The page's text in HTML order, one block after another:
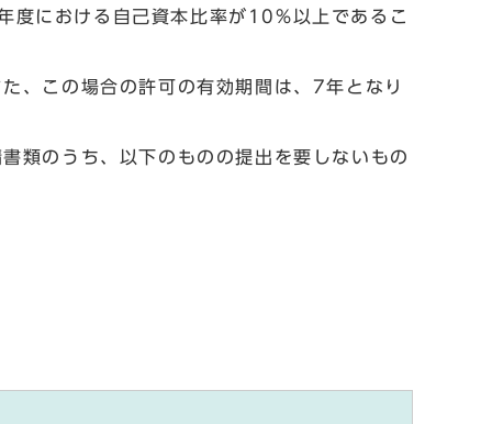
度における自己資本比率が10%以上であるこ
、この場合の許可の有効期間は、7年となり
類のうち、以下のものの提出を要しないもの